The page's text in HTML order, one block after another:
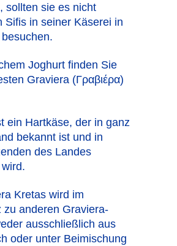
sollten sie es nicht
Sifis in seiner Käserei in
Joghurt finden Sie
Graviera (Γραβιέρα)
ein Hartkäse, der in ganz
bekannt ist und in
des Landes
Kretas wird im
zu anderen Graviera-
ausschließlich aus
oder unter Beimischung